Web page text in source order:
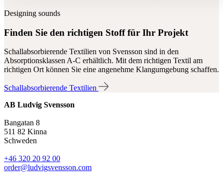
Designing sounds
Finden Sie den richtigen Stoff für Ihr Projekt
Schallabsorbierende Textilien von Svensson sind in den
Absorptionsklassen A-C erhältlich. Mit dem richtigen Textil am
richtigen Ort können Sie eine angenehme Klangumgebung schaffen.
Schallabsorbierende Textilien
AB Ludvig Svensson
Bangatan 8
511 82 Kinna
Schweden
+46 320 20 92 00
order@ludvigsvensson.com